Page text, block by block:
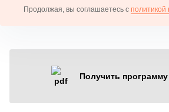
Продолжая, вы соглашаетесь с политикой
Получить